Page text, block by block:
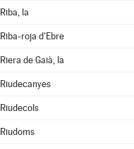
Riba, la
Riba-roja d'Ebre
Riera de Gaià, la
Riudecanyes
Riudecols
Riudoms